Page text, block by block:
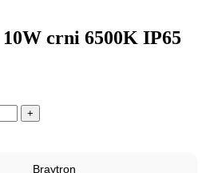
crni 6500K IP65
+
Braytron